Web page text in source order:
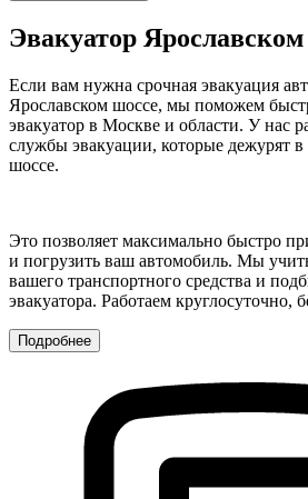
Эвакуатор
Если вам нужна срочная эвакуация
Ярославском шоссе, мы поможем
эвакуатор в Москве и области. У нас
службы эвакуации, которые дежурят в
шоссе.
Это позволяет максимально быстро
и погрузить ваш автомобиль. Мы
вашего транспортного средства и
эвакуатора. Работаем круглосуточно,
Подробнее